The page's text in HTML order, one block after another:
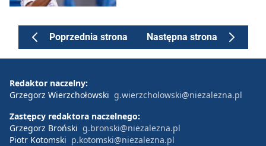
Poprzednia strona Następna strona
Redaktor naczelny:
Grzegorz Wierzchołowski g.wierzcholowski@niezalezna.pl
Zastępcy redaktora naczelnego:
Grzegorz Broński g.bronski@niezalezna.pl
Piotr Kotomski p.kotomski@niezalezna.pl